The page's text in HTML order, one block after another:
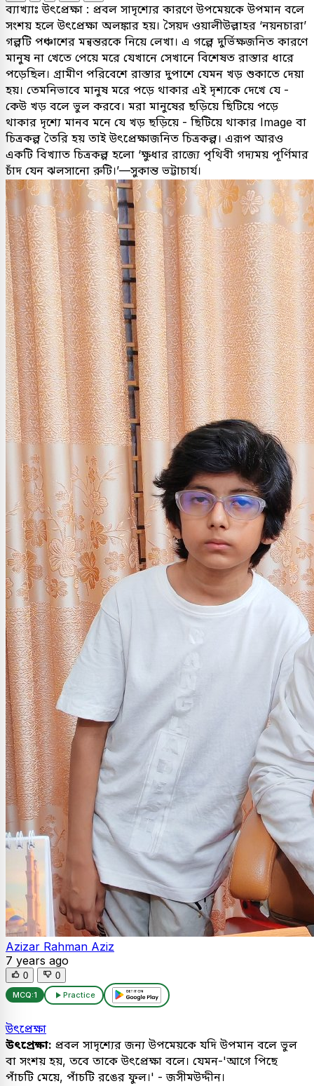
ব্যাখ্যাঃউৎপ্রেক্ষা : প্রবল সাদৃশ্যের কারণে উপমেয়কে উপমান বলে
সংশয় হলে উৎপ্রেক্ষা অলঙ্কার হয়। সৈয়দ ওয়ালীউল্লাহর ‘নয়নচারা’
গল্পটি পঞ্চাশের মন্বন্তরকে নিয়ে লেখা। এ গল্পে দুর্ভিক্ষজনিত কারণে
মানুষ না খেতে পেয়ে মরে যেখানে সেখানে বিশেষত রাস্তার ধারে
পড়েছিল। গ্রামীণ পরিবেশে রাস্তার দুপাশে যেমন খড় শুকাতে দেয়া
হয়। তেমনিভাবে মানুষ মরে পড়ে থাকার এই দৃশ্যকে দেখে যে -
কেউ খড় বলে ভুল করবে। মরা মানুষের ছড়িয়ে ছিটিয়ে পড়ে
থাকার দৃশ্যে মানব মনে যে খড় ছড়িয়ে - ছিটিয়ে থাকার Image বা
চিত্রকল্প তৈরি হয় তাই উৎপ্রেক্ষাজনিত চিত্রকল্প। এরূপ আরও
একটি বিখ্যাত চিত্রকল্প হলো ‘ক্ষুধার রাজ্যে পৃথিবী গদ্যময় পূর্ণিমার
চাঁদ যেন ঝলসানো রুটি।’—সুকান্ত ভট্টাচার্য।
Azizar Rahman Aziz
7 years ago
0 0
MCQ:1 Practice
উৎপ্রেক্ষা
উৎপ্রেক্ষা: প্রবল সাদৃশ্যের জন্য উপমেয়কে যদি উপমান বলে ভুল
বা সংশয় হয়, তবে তাকে উৎপ্রেক্ষা বলে। যেমন-'আগে পিছে
পাঁচটি মেয়ে, পাঁচটি রঙের ফুল।' - জসীমউদ্দীন।